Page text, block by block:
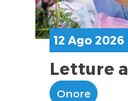
12 Ago 2026
Letture
Onore